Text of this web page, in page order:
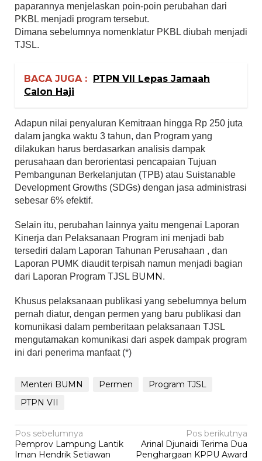
paparannya menjelaskan poin-poin perubahan dari
PKBL menjadi program tersebut.
Dimana sebelumnya nomenklatur PKBL diubah menjadi
TJSL.
BACA JUGA : PTPN VII Lepas Jamaah
Calon Haji
Adapun nilai penyaluran Kemitraan hingga Rp 250 juta
dalam jangka waktu 3 tahun, dan Program yang
dilakukan harus berdasarkan analisis dampak
perusahaan dan berorientasi pencapaian Tujuan
Pembangunan Berkelanjutan (TPB) atau Suistanable
Development Growths (SDGs) dengan jasa administrasi
sebesar 6% efektif.
Selain itu, perubahan lainnya yaitu mengenai Laporan
Kinerja dan Pelaksanaan Program ini menjadi bab
tersediri dalam Laporan Tahunan Perusahaan , dan
Laporan PUMK diaudit terpisah namun menjadi bagian
dari Laporan Program TJSL BUMN.
Khusus pelaksanaan publikasi yang sebelumnya belum
pernah diatur, dengan permen yang baru publikasi dan
komunikasi dalam pemberitaan pelaksanaan TJSL
mengutamakan komunikasi dari aspek dampak program
ini dari penerima manfaat (*)
Menteri BUMN Permen
Program TJSL
PTPN VII
Navigasi
pos
Pos sebelumnya
Pemprov Lampung Lantik
Iman Hendrik Setiawan
Pos berikutnya
Arinal Djunaidi Terima Dua
Penghargaan KPPU Award